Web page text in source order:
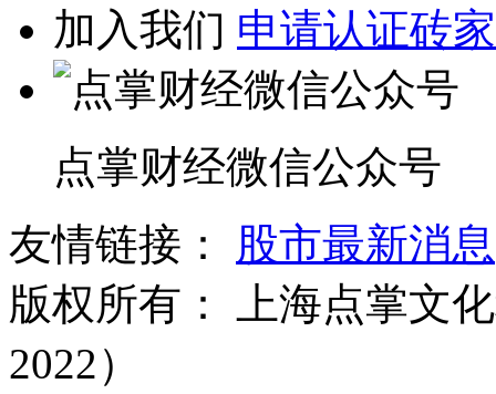
加入我们 申请认证砖家
点掌财经微信公众号
友情链接：
股市最新消息
版权所有：
上海点掌文
2022）